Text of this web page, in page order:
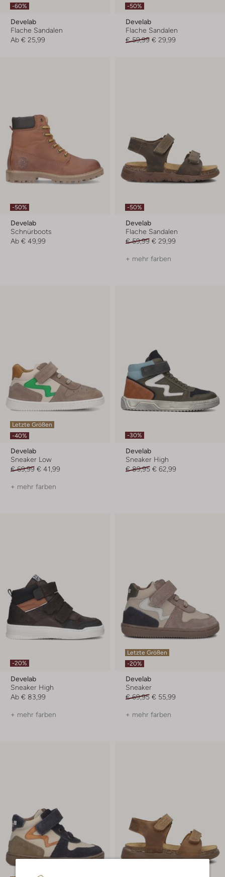
-60%
Develab
Flache Sandalen
Ab € 25,99
-50%
Develab
Flache Sandalen
€ 59,99 € 29,99
-50%
Develab
Schnürboots
Ab € 49,99
-50%
Develab
Flache Sandalen
€ 59,99 € 29,99
+ mehr farben
Letzte Größen
-40%
Develab
Sneaker Low
€ 69,99 € 41,99
+ mehr farben
-30%
Develab
Sneaker High
€ 89,95 € 62,99
-20%
Develab
Sneaker High
Ab € 83,99
+ mehr farben
Letzte Größen
-20%
Develab
Sneaker
€ 69,95 € 55,99
+ mehr farben